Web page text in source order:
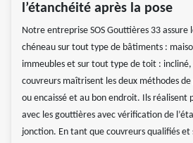
l’étanchéité après la pose
Notre entreprise SOS Gouttières 33 assure
chéneau sur tout type de bâtiments :
immeubles et sur tout type de toit :
couvreurs maîtrisent les deux méthodes de
ou encaissé et au bon endroit. Ils
avec les gouttières avec vérification de
jonction. En tant que couvreurs qualifiés